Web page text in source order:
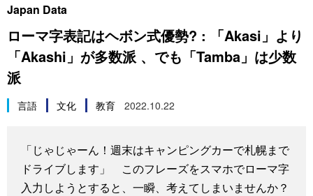
社会
文化
科学・技術
スポーツ・東京2020
旅と暮らし
動画/Live
Books
Topics
スポーツ・東京2020
Japan Data
ローマ字表記はヘボン式優勢? : 「Akasi」より
「Akashi」が多数派 、でも「Tamba」は少数
派
言語 文化 教育 2022.10.22
「じゃじゃーん！週末はキャンピングカーで札幌まで
ドライブします」 このフレーズをスマホでローマ字
入力しようとすると、一瞬、考えてしまいませんか？